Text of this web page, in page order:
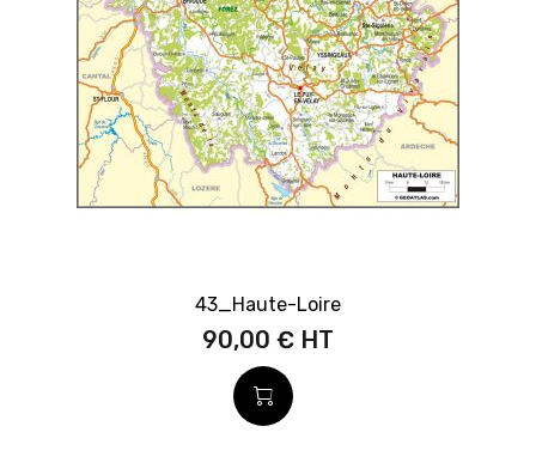
43_Haute-Loire
90,00 €